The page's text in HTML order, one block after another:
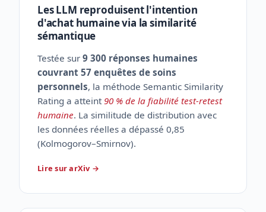
Les LLM reproduisent l'intention
d'achat humaine via la similarité
sémantique
Testée sur 9 300 réponses humaines
couvrant 57 enquêtes de soins
personnels, la méthode Semantic Similarity
Rating a atteint 90 % de la fiabilité test-retest
humaine. La similitude de distribution avec
les données réelles a dépassé 0,85
(Kolmogorov–Smirnov).
Lire sur arXiv →